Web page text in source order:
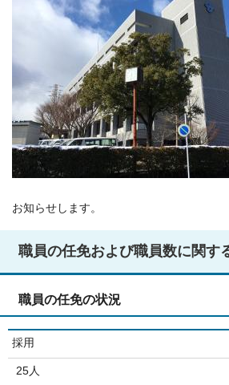
お知らせします。
職員の任免および職員数に関す
職員の任免の状況
採用
25人